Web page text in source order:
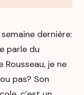
dernière:
parle du
je ne
pas? Son